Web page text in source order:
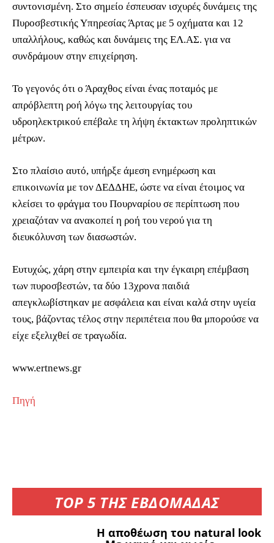
TOP 5 ΤΗΣ ΕΒΔΟΜΑΔΑΣ
Η αποθέωση του natural look
συντονισμένη. Στο σημείο έσπευσαν ισχυρές δυνάμεις της
Πυροσβεστικής Υπηρεσίας Άρτας με 5 οχήματα και 12
υπαλλήλους, καθώς και δυνάμεις της ΕΛ.ΑΣ. για να
συνδράμουν στην επιχείρηση.
Το γεγονός ότι ο Άραχθος είναι ένας ποταμός με
απρόβλεπτη ροή λόγω της λειτουργίας του
υδροηλεκτρικού επέβαλε τη λήψη έκτακτων προληπτικών
μέτρων.
Στο πλαίσιο αυτό, υπήρξε άμεση ενημέρωση και
επικοινωνία με τον ΔΕΔΔΗΕ, ώστε να είναι έτοιμος να
κλείσει το φράγμα του Πουρναρίου σε περίπτωση που
χρειαζόταν να ανακοπεί η ροή του νερού για τη
διευκόλυνση των διασωστών.
Ευτυχώς, χάρη στην εμπειρία και την έγκαιρη επέμβαση
των πυροσβεστών, τα δύο 13χρονα παιδιά
απεγκλωβίστηκαν με ασφάλεια και είναι καλά στην υγεία
τους, βάζοντας τέλος στην περιπέτεια που θα μπορούσε να
είχε εξελιχθεί σε τραγωδία.
www.ertnews.gr
Πηγή